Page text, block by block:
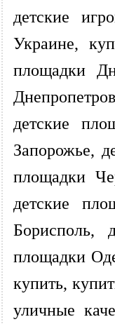
детские
Украине,
площадки
детские
Запорожье,
площадки
детские
Борисполь,
площадки
купить,
уличные